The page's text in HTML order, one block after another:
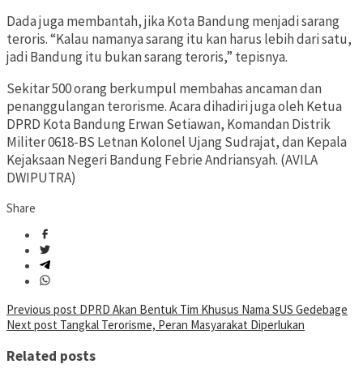
Dada juga membantah, jika Kota Bandung menjadi sarang
teroris. “Kalau namanya sarang itu kan harus lebih dari satu,
jadi Bandung itu bukan sarang teroris,” tepisnya.
Sekitar 500 orang berkumpul membahas ancaman dan
penanggulangan terorisme. Acara dihadiri juga oleh Ketua
DPRD Kota Bandung Erwan Setiawan, Komandan Distrik
Militer 0618-BS Letnan Kolonel Ujang Sudrajat, dan Kepala
Kejaksaan Negeri Bandung Febrie Andriansyah. (AVILA
DWIPUTRA)
Share
Post
navigation
Previous post DPRD Akan Bentuk Tim Khusus Nama SUS Gedebage
Next post Tangkal Terorisme, Peran Masyarakat Diperlukan
Related posts